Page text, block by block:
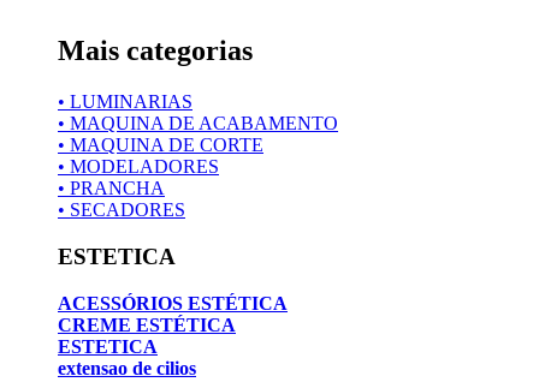
Mais categorias
• LUMINARIAS
• MAQUINA DE ACABAMENTO
• MAQUINA DE CORTE
• MODELADORES
• PRANCHA
• SECADORES
ESTETICA
ACESSÓRIOS ESTÉTICA
CREME ESTÉTICA
ESTETICA
extensao de cilios